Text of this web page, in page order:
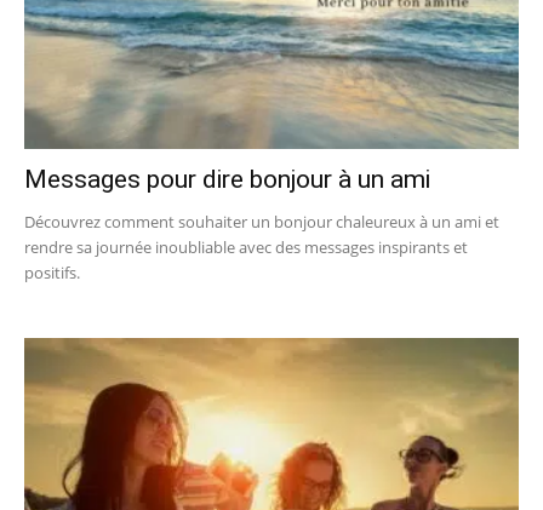
Messages pour dire bonjour à un ami
Découvrez comment souhaiter un bonjour chaleureux à un ami et
rendre sa journée inoubliable avec des messages inspirants et
positifs.